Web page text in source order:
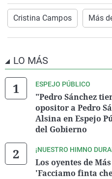
Cristina Campos Más
LO MÁS
ESPEJO PÚBLICO
"Pedro Sánchez
opositor a Pedro
Alsina en Espejo
del Gobierno
¡NUESTRO HIMNO
Los oyentes de
'Facciamo finta